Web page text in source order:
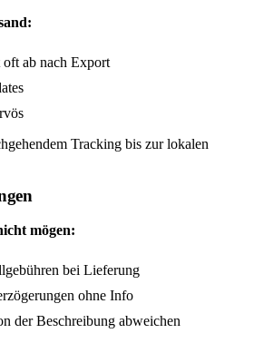
ab nach Export
Tracking bis zur lokalen
mögen:
bei Lieferung
ohne Info
der Beschreibung abweichen